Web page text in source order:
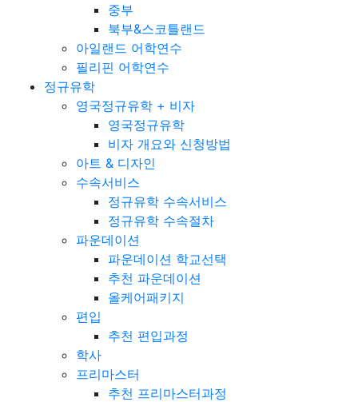
중부
북부&스코틀랜드
아일랜드 어학연수
필리핀 어학연수
정규유학
영국정규유학 + 비자
영국정규유학
비자 개요와 신청방법
아트 & 디자인
수속서비스
정규유학 수속서비스
정규유학 수속절차
파운데이션
파운데이션 학교선택
추천 파운데이션
올케어패키지
편입
추천 편입과정
학사
프리마스터
추천 프리마스터과정